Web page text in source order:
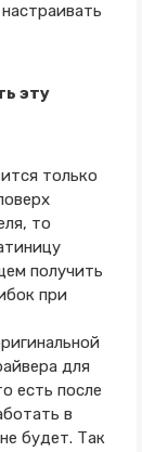
эту
только
то
получить
при
для
есть после
в
будет. Так